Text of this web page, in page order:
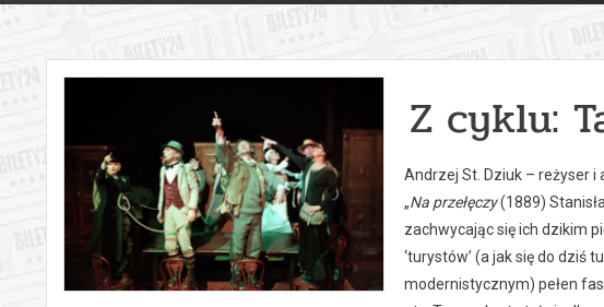
Z cyklu:
Andrzej St. Dziuk – reżyser i
„Na przełęczy(1889)
zachwycając się ich dzikim
‘turystów’ (a jak się do dziś
modernistycznym) pełen